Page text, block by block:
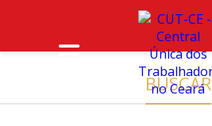
BUSCAR